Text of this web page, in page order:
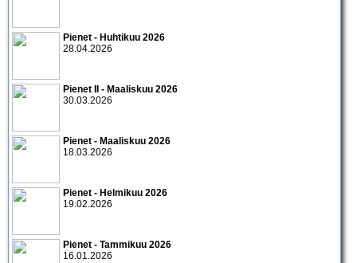
Pienet - Huhtikuu 2026
28.04.2026
Pienet II - Maaliskuu 2026
30.03.2026
Pienet - Maaliskuu 2026
18.03.2026
Pienet - Helmikuu 2026
19.02.2026
Pienet - Tammikuu 2026
16.01.2026